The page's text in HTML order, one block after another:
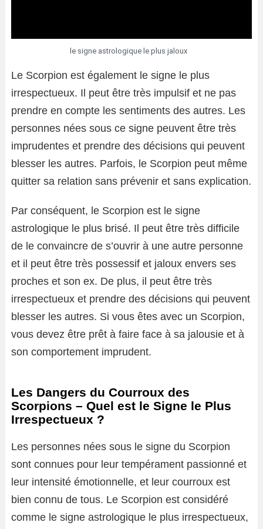
le signe astrologique le plus jaloux
Le Scorpion est également le signe le plus
irrespectueux. Il peut être très impulsif et ne pas
prendre en compte les sentiments des autres. Les
personnes nées sous ce signe peuvent être très
imprudentes et prendre des décisions qui peuvent
blesser les autres. Parfois, le Scorpion peut même
quitter sa relation sans prévenir et sans explication.
Par conséquent, le Scorpion est le signe
astrologique le plus brisé. Il peut être très difficile
de le convaincre de s’ouvrir à une autre personne
et il peut être très possessif et jaloux envers ses
proches et son ex. De plus, il peut être très
irrespectueux et prendre des décisions qui peuvent
blesser les autres. Si vous êtes avec un Scorpion,
vous devez être prêt à faire face à sa jalousie et à
son comportement imprudent.
Les Dangers du Courroux des
Scorpions – Quel est le Signe le Plus
Irrespectueux ?
Les personnes nées sous le signe du Scorpion
sont connues pour leur tempérament passionné et
leur intensité émotionnelle, et leur courroux est
bien connu de tous. Le Scorpion est considéré
comme le signe astrologique le plus irrespectueux,